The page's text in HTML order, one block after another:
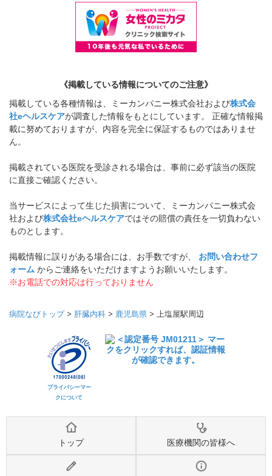
《掲載している情報についてのご注意》
掲載している各種情報は、ミーカンパニー株式会社および株式会
社eヘルスケアが調査した情報をもとにしています。 正確な情報掲
載に努めておりますが、内容を完全に保証するものではありませ
ん。
掲載されている医院を受診される場合は、事前に必ず該当の医院
に直接ご確認ください。
当サービスによって生じた損害について、ミーカンパニー株式会
社および株式会社eヘルスケアではその賠償の責任を一切負わない
ものとします。
掲載情報に誤りがある場合には、お手数ですが、 お問い合わせフ
ォーム からご連絡をいただけますようお願いいたします。
※お電話での対応は行っておりません
病院なびトップ> 肝臓内科 > 鹿児島県 > 上塩屋駅周辺
プライバシーマー
クについて
トップ 医療機関の皆様へ